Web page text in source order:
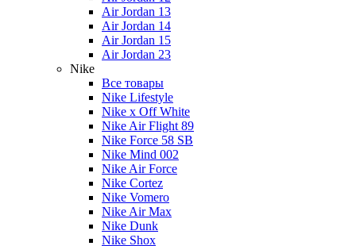
Air Jordan 13
Air Jordan 14
Air Jordan 15
Air Jordan 23
Nike
Все товары
Nike Lifestyle
Nike x Off White
Nike Air Flight 89
Nike Force 58 SB
Nike Mind 002
Nike Air Force
Nike Cortez
Nike Vomero
Nike Air Max
Nike Dunk
Nike Shox